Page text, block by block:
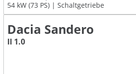
54 kW (73 PS)
Schaltgetriebe
Dacia Sandero
II 1.0